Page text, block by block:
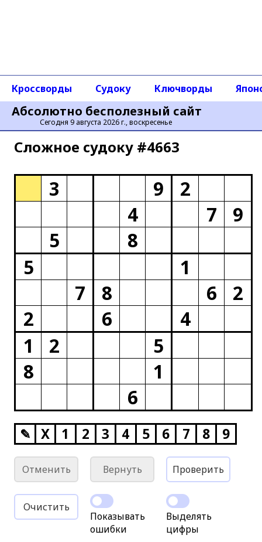
Абсолютно бесполезный сайт
Сегодня 9 августа 2026 г., воскресенье
Кроссворды Судоку Ключворды
Сложное cудоку #4663
3 9
2
4
7
9
5
8
5
1
7
8 6
2
2
6
4
1
2
5
8
1
6
✎ X 1 2 3 4 5 6 7 8 9
Отменить Вернуть Проверить
Очистить
Показывать
ошибки
Выделять
цифры